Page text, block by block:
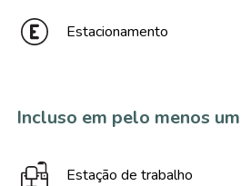
Estacionamento
Incluso em pelo menos
Estação de trabalho